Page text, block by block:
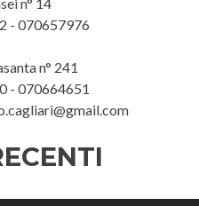
n° 14
- 070657976
n° 241
- 070664651